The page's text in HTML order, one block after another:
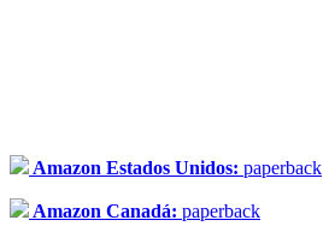
Amazon Estados Unidos: paperback
Amazon Canadá: paperback